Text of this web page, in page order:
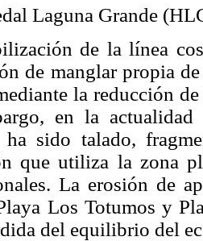
Laguna Grande
de la línea
de manglar propia
la reducción
en la
ha sido talado,
que utiliza la zona
La erosión de
Los Totumos y
del equilibrio del